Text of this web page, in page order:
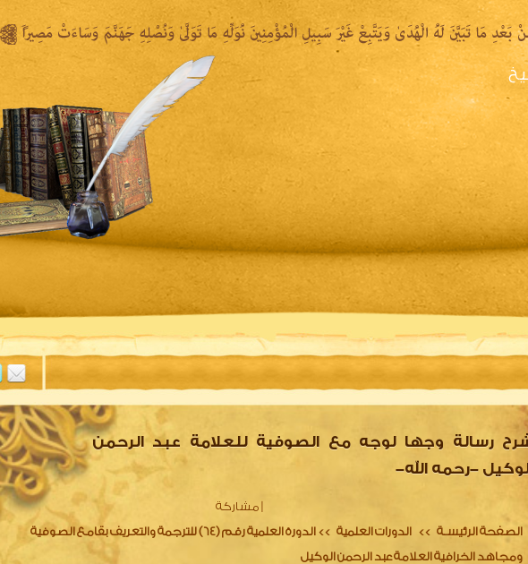
الشيخ المكتبة المقروءة المكتبة الصوتية المكتبة المرئية
رسالة وجها لوجه مع الصوفية للعلامة عبد الرحمن
-رحمه الله-
مشاركة
الصفحة الرئيسـة >> الدورات العلمية >>
الدورة العلمية رقم (64) للترجمة والتعريف بقامع الصوفية
ومجاهد الخرافية العلامة عبد الرحمن الوكيل